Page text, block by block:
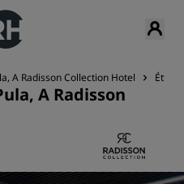
A Radisson Collection Hotel
A Radisson